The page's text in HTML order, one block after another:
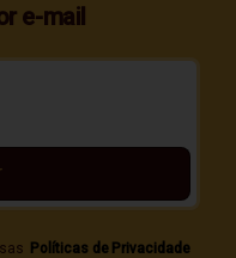
e-mail
Políticas de Privacidade